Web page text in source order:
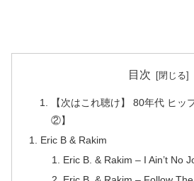
目次
【次はこれ聴け】 80年代 ヒッ
②】
Eric B & Rakim
Eric B. & Rakim – I Ain’t No